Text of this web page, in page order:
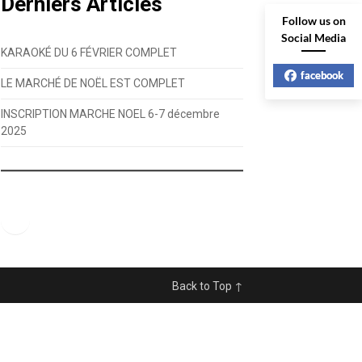
KARAOKÉ DU 6 FÉVRIER COMPLET
LE MARCHÉ DE NOËL EST COMPLET
INSCRIPTION MARCHE NOEL 6-7 décembre
2025
Back to Top ↑
Follow us on
Social Media
facebook